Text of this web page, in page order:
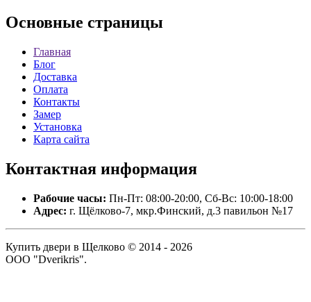
Основные страницы
Главная
Блог
Доставка
Оплата
Контакты
Замер
Установка
Карта сайта
Контактная информация
Рабочие часы: Пн-Пт: 08:00-20:00, Сб-Вс: 10:00-18:00
Адрес: г. Щёлково-7, мкр.Финский, д.3 павильон №17
Купить двери в Щелково © 2014 - 2026
ООО "Dverikris".